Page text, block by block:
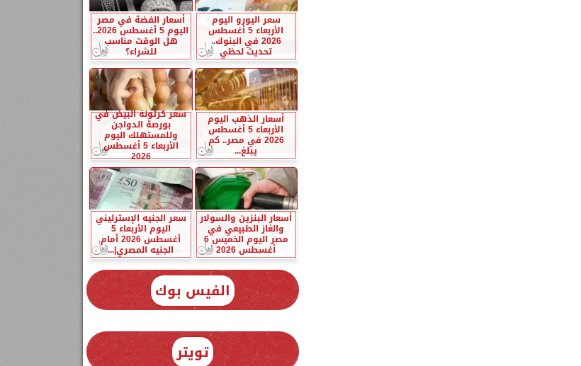
سعر اليورو اليوم
الأربعاء 5 أغسطس
2026 في البنوك..
تحديث لحظي
أسعار الفضة في مصر
اليوم 5 أغسطس 2026..
هل الوقت مناسب
للشراء؟
أسعار الذهب اليوم
الأربعاء 5 أغسطس
2026 في مصر.. كم
يبلغ...
سعر كرتونة البيض في
بورصة الدواجن
وللمستهلك اليوم
الأربعاء 5 أغسطس
2026
أسعار البنزين والسولار
والغاز الطبيعي في
مصر اليوم الخميس 6
أغسطس 2026
سعر الجنيه الإسترليني
اليوم الأربعاء 5
أغسطس 2026 أمام
الجنيه المصري|...
الفيس بوك
تويتر